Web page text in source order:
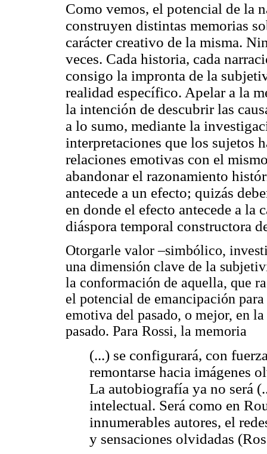
Como vemos, el potencial de la
construyen distintas memorias
carácter creativo de la misma.
veces. Cada historia, cada
consigo la impronta de la
realidad específico. Apelar a la
la intención de descubrir las
a lo sumo, mediante la
interpretaciones que los sujetos
relaciones emotivas con el
abandonar el razonamiento
antecede a un efecto; quizás
en donde el efecto antecede a la
diáspora temporal constructora
Otorgarle valor –simbólico,
una dimensión clave de la
la conformación de aquella, que
el potencial de emancipación
emotiva del pasado, o mejor, en
pasado. Para Rossi, la memoria
(...) se configurará, con
remontarse hacia imágenes
La autobiografía ya no será
intelectual. Será como en
innumerables autores, el
y sensaciones olvidadas